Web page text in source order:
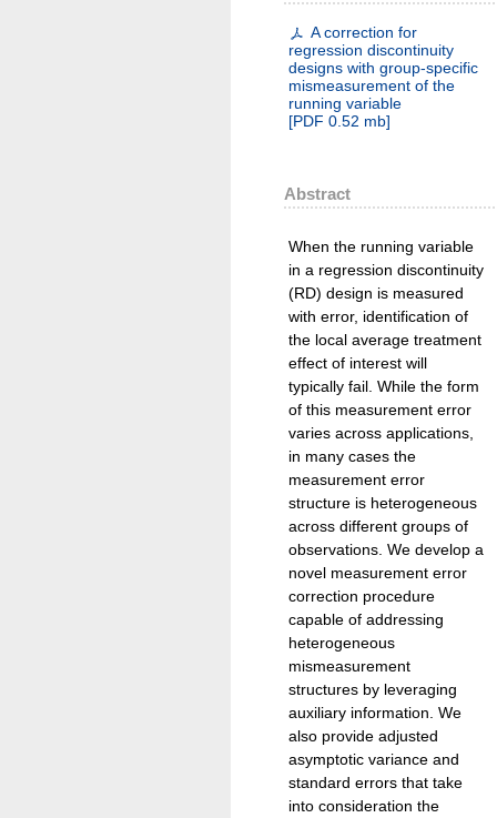
A correction for
regression discontinuity
designs with group-specific
mismeasurement of the
running variable
[PDF 0.52 mb]
Abstract
When the running variable
in a regression discontinuity
(RD) design is measured
with error, identification of
the local average treatment
effect of interest will
typically fail. While the form
of this measurement error
varies across applications,
in many cases the
measurement error
structure is heterogeneous
across different groups of
observations. We develop a
novel measurement error
correction procedure
capable of addressing
heterogeneous
mismeasurement
structures by leveraging
auxiliary information. We
also provide adjusted
asymptotic variance and
standard errors that take
into consideration the